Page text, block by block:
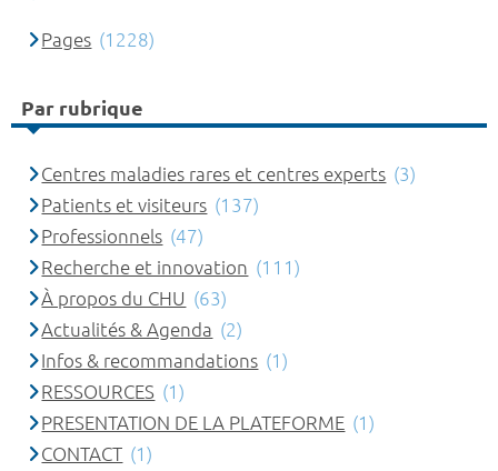
Pages (1228)
Par rubrique
Centres maladies rares et centres experts (3)
Patients et visiteurs (137)
Professionnels (47)
Recherche et innovation (111)
À propos du CHU (63)
Actualités & Agenda (2)
Infos & recommandations (1)
RESSOURCES (1)
PRESENTATION DE LA PLATEFORME (1)
CONTACT (1)